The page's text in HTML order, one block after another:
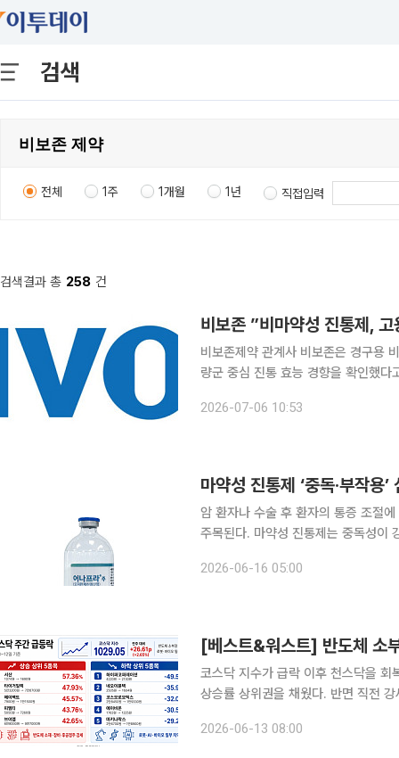
검색
전체 1주 1개월 1년 직접입력
검색결과 총 258 건
비보존 ”비마약성 진통제,
비보존제약 관계사 비보존은 경구용
량군 중심 진통 효능 경향을 확인했다고 6일 밝혔다. VVZ-2471은 비
메타보트로픽 글루타메이트수용체
2026-07-06 10:53
마약성 진통제 ‘중독·부작용
암 환자나 수술 후 환자의 통증 조절
주목된다. 마약성 진통제는 중독성이
2026-06-16 05:00
코스닥 지수가 급락 이후 천스닥을 회
상승률 상위권을 채웠다. 반면 직전
(5일) 대비 26.61포인트(2.65%) 오
2026-06-13 08:00